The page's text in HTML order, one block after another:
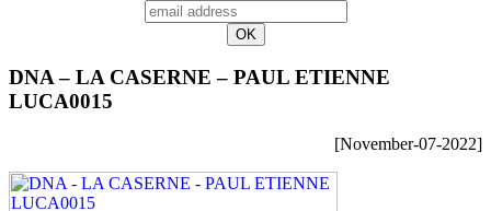
DNA – LA CASERNE – PAUL ETIENNE
LUCA0015
[November-07-2022]